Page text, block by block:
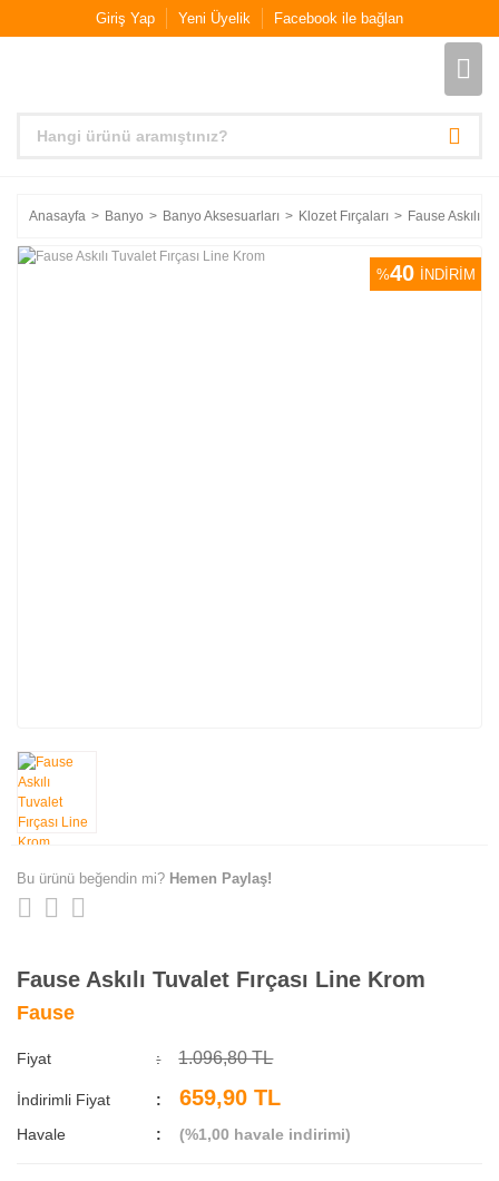
Giriş Yap Yeni Üyelik Facebook ile bağlan
Anasayfa Banyo Banyo Aksesuarları Klozet Fırçaları Fause Askılı
%40 İNDİRİM
Bu ürünü beğendin mi? Hemen Paylaş!
Fause Askılı Tuvalet Fırçası Line Krom
Fause
Fiyat 1.096,80 TL
İndirimli Fiyat 659,90 TL
Havale (%1,00 havale indirimi)